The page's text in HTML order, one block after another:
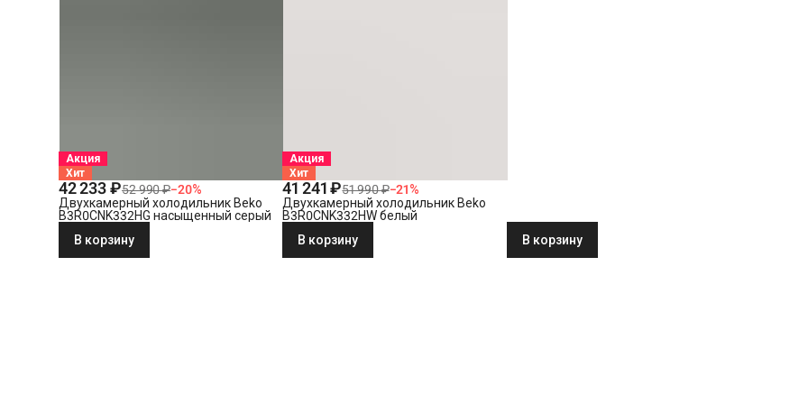
Акция
Хит
42 233 ₽52 990 ₽−20%
Двухкамерный холодильник Beko
B3R0CNK332HG насыщенный серый
В корзину
Акция
Хит
41 241 ₽51 990 ₽−21%
Двухкамерный холодильник Beko
B3R0CNK332HW белый
В корзину
В корзину